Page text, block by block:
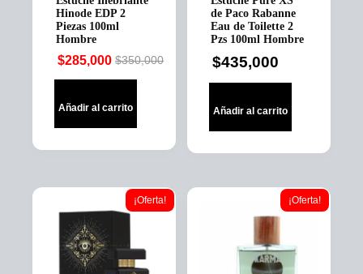
Hinode EDP 2
Piezas 100ml
Hombre
$350,000
Original
was:
$285,000
Current
is:
Añadir al carrito
de Paco Rabanne
Eau de Toilette 2
Pzs 100ml Hombre
$435,000
Añadir al carrito
¡Oferta! ¡Oferta!